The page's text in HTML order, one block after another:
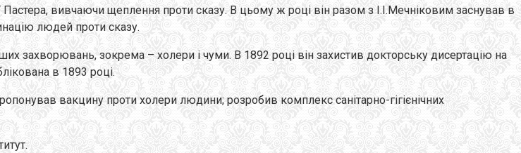
вивчаючи щеплення проти сказу. В цьому ж році він разом з І.І.Мечніковим заснував в
людей проти сказу.
захворювань, зокрема – холери і чуми. В 1892 році він захистив докторську дисертацію на
в 1893 році.
вакцину проти холери людини; розробив комплекс санітарно-гігієнічних